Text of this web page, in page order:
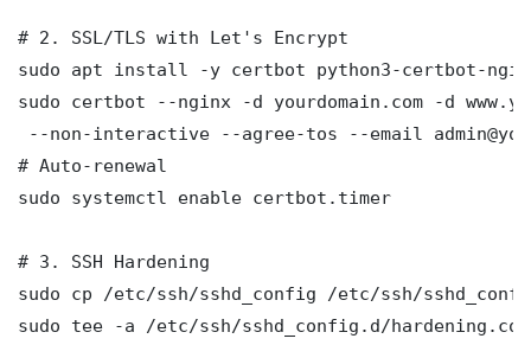
# 2. SSL/TLS with Let's Encrypt
sudo apt install -y certbot python3-certbot-
sudo certbot --nginx -d yourdomain.com -d
--non-interactive --agree-tos --email
# Auto-renewal
sudo systemctl enable certbot.timer
# 3. SSH Hardening
sudo cp /etc/ssh/sshd_config /etc/ssh/
sudo tee -a /etc/ssh/sshd_config.d/